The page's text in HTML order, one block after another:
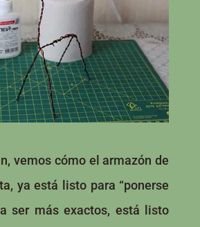
vemos cómo el armazón de
ya está listo para “ponerse
ser más exactos, está listo